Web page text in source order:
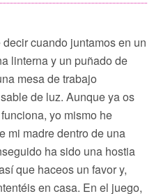
cuando juntamos en un
linterna y un puñado de
mesa de trabajo
de luz. Aunque ya os
yo mismo he
mi madre dentro de una
ha sido una hostia
que haceos un favor y,
en casa. En el juego,